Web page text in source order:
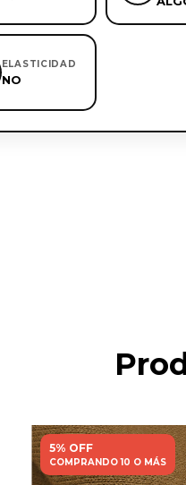
ELASTICIDAD
NO
5% OFF
COMPRANDO 10 O MÁS